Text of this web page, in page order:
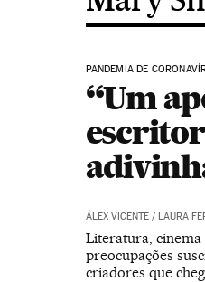
PANDEMIA DE
“Um
ÁLEX VICENTE/ LAURA
Literatura, cinema
preocupações
criadores que